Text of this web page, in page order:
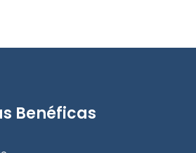
Benéficas